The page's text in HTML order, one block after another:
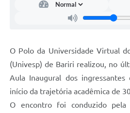
O Polo da Universidade Virtual
(Univesp) de Bariri realizou, no
Aula Inaugural dos
início da trajetória acadêmica de
O encontro foi conduzido pela